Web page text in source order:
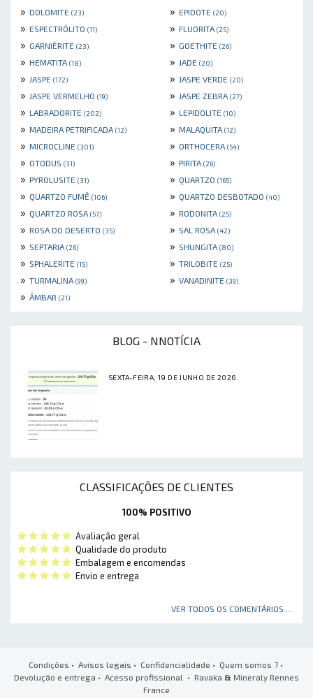
» DOLOMITE (23) » EPIDOTE (20)
» ESPECTRÓLITO (11) » FLUORITA (25)
» GARNIÈRITE (23) » GOETHITE (26)
» HEMATITA (18) » JADE (20)
» JASPE (172) » JASPE VERDE (20)
» JASPE VERMELHO (19) » JASPE ZEBRA (27)
» LABRADORITE (202) » LEPIDOLITE (10)
» MADEIRA PETRIFICADA (12) » MALAQUITA (12)
» MICROCLINE (301) » ORTHOCERA (54)
» OTODUS (31) » PIRITA (26)
» PYROLUSITE (31) » QUARTZO (165)
» QUARTZO FUMÊ (106) » QUARTZO DESBOTADO (40)
» QUARTZO ROSA (57) » RODONITA (25)
» ROSA DO DESERTO (35) » SAL ROSA (42)
» SEPTARIA (26) » SHUNGITA (80)
» SPHALERITE (15) » TRILOBITE (25)
» TURMALINA (99) » VANADINITE (39)
» ÂMBAR (21)
BLOG - NNOTÍCIA
SEXTA-FEIRA, 19 DE JUNHO DE 2026
CLASSIFICAÇÕES DE CLIENTES
100% POSITIVO
Avaliação geral
Qualidade do produto
Embalagem e encomendas
Envio e entrega
VER TODOS OS COMENTÁRIOS ...
Condições • Avisos legais • Confidencialidade • Quem somos ?•
Devolução e entrega • Acesso profissional • Ravaka & Mineraly Rennes
France